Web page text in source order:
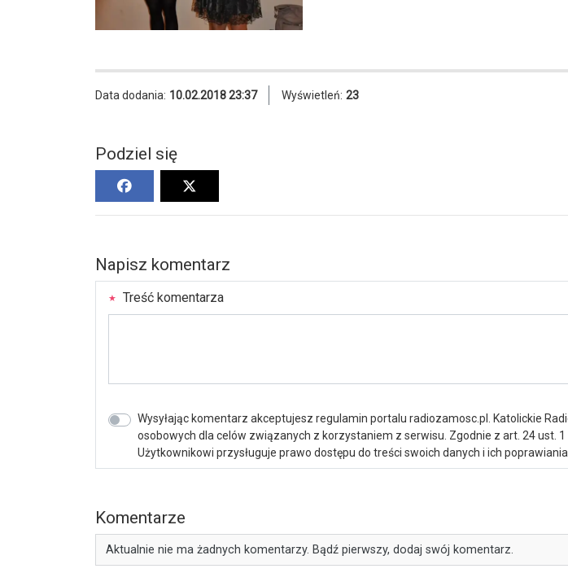
Data dodania: 10.02.2018 23:37 Wyświetleń: 23
Podziel się
Napisz komentarz
Treść komentarza
Wysyłając komentarz akceptujesz regulamin portalu radiozamosc.pl. Katolickie
osobowych dla celów związanych z korzystaniem z serwisu. Zgodnie z art. 24 ust.
Użytkownikowi przysługuje prawo dostępu do treści swoich danych i ich
Komentarze
Aktualnie nie ma żadnych komentarzy. Bądź pierwszy, dodaj swój komentarz.